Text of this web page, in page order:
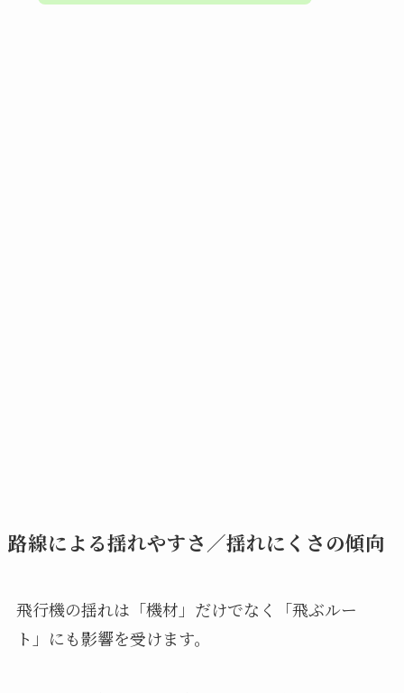
路線による揺れやすさ／揺れにくさの傾向
飛行機の揺れは「機材」だけでなく「飛ぶルー
ト」にも影響を受けます。